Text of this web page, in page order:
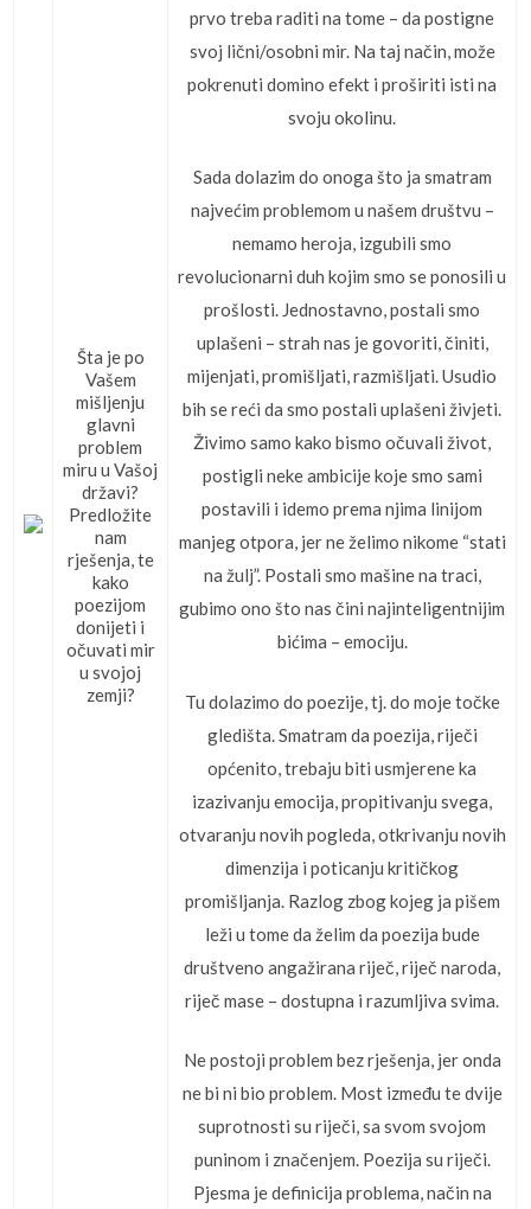
Šta je po
Vašem
mišljenju
glavni
problem
miru u Vašoj
državi?
Predložite
nam
rješenja, te
kako
poezijom
donijeti i
očuvati mir
u svojoj
zemji?
prvo treba raditi na tome – da postigne
svoj lični/osobni mir. Na taj način, može
pokrenuti domino efekt i proširiti isti na
svoju okolinu.
Sada dolazim do onoga što ja smatram
najvećim problemom u našem društvu –
nemamo heroja, izgubili smo
revolucionarni duh kojim smo se ponosili u
prošlosti. Jednostavno, postali smo
uplašeni – strah nas je govoriti, činiti,
mijenjati, promišljati, razmišljati. Usudio
bih se reći da smo postali uplašeni živjeti.
Živimo samo kako bismo očuvali život,
postigli neke ambicije koje smo sami
postavili i idemo prema njima linijom
manjeg otpora, jer ne želimo nikome “stati
na žulj”. Postali smo mašine na traci,
gubimo ono što nas čini najinteligentnijim
bićima – emociju.
Tu dolazimo do poezije, tj. do moje točke
gledišta. Smatram da poezija, riječi
općenito, trebaju biti usmjerene ka
izazivanju emocija, propitivanju svega,
otvaranju novih pogleda, otkrivanju novih
dimenzija i poticanju kritičkog
promišljanja. Razlog zbog kojeg ja pišem
leži u tome da želim da poezija bude
društveno angažirana riječ, riječ naroda,
riječ mase – dostupna i razumljiva svima.
Ne postoji problem bez rješenja, jer onda
ne bi ni bio problem. Most između te dvije
suprotnosti su riječi, sa svom svojom
puninom i značenjem. Poezija su riječi.
Pjesma je definicija problema, način na